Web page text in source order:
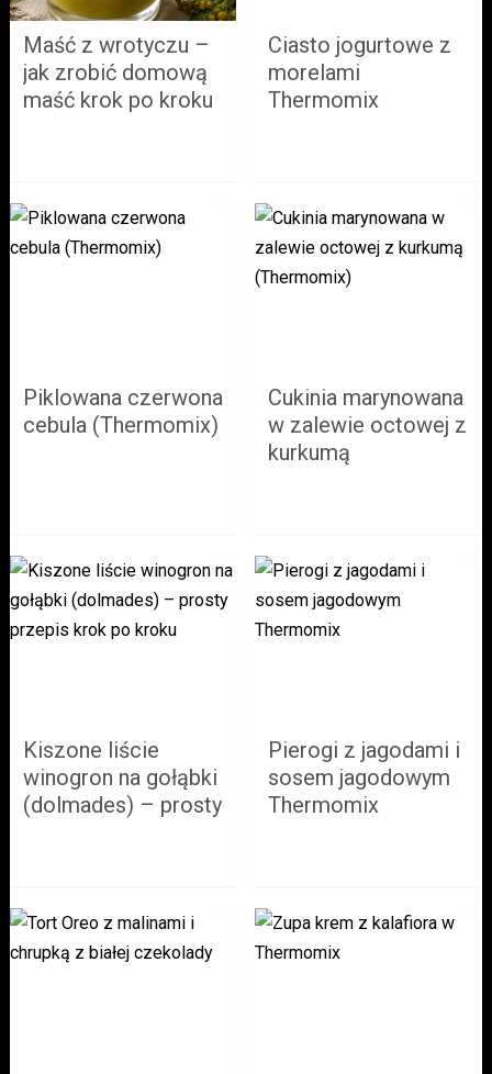
Maść z wrotyczu –
jak zrobić domową
maść krok po kroku
Ciasto jogurtowe z
morelami
Thermomix
Piklowana czerwona
cebula (Thermomix)
Cukinia marynowana
w zalewie octowej z
kurkumą
Kiszone liście
winogron na gołąbki
(dolmades) – prosty
Pierogi z jagodami i
sosem jagodowym
Thermomix